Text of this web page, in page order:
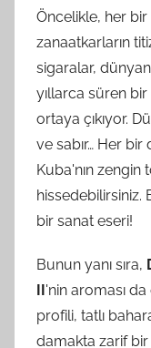
Öncelikle, her
zanaatkarların
sigaralar,
yıllarca süren
ortaya çıkıyor.
ve sabır… Her
Kuba'nın zengin
hissedebilirsiniz.
bir sanat eseri!
Bunun yanı sıra,
II'nin aroması
profili, tatlı
damakta zarif bir